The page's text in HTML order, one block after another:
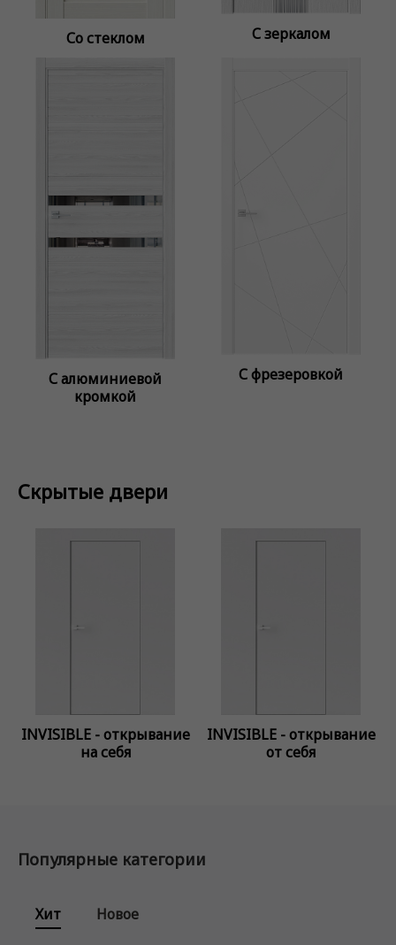
Со стеклом С зеркалом
С алюминиевой
кромкой
С фрезеровкой
Скрытые двери
INVISIBLE - открывание
на себя
INVISIBLE - открывание
от себя
Популярные категории
Хит Новое